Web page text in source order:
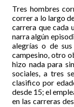
Tres hombres
correr a lo largo
carrera que cada
narra algún
alegrías o de sus
campesino, otro
hizo nada para
sociales, a tres
clasifico por
desde 15; el
en las carreras